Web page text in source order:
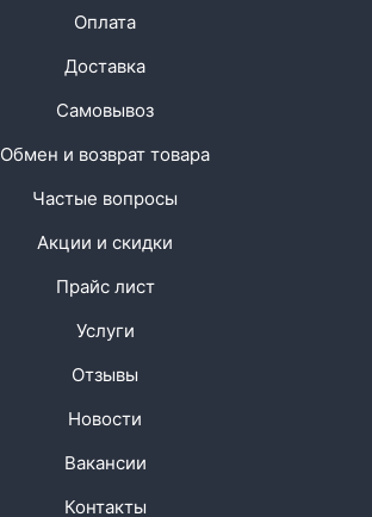
Оплата
Доставка
Самовывоз
Обмен и возврат товара
Частые вопросы
Акции и скидки
Прайс лист
Услуги
Отзывы
Новости
Вакансии
Контакты